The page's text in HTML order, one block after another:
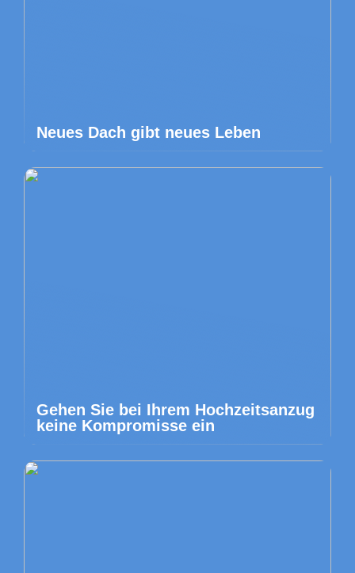
Neues Dach gibt neues Leben
Gehen Sie bei Ihrem Hochzeitsanzug
keine Kompromisse ein